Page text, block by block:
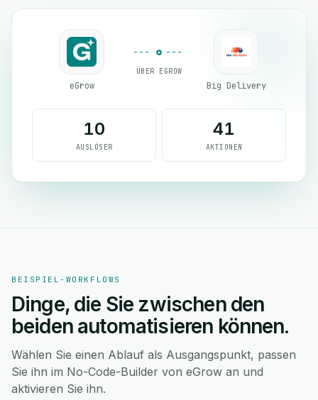
eGrow
ÜBER EGROW
Big Delivery
10
AUSLÖSER
41
AKTIONEN
BEISPIEL-WORKFLOWS
Dinge, die Sie zwischen den
beiden automatisieren können.
Wählen Sie einen Ablauf als Ausgangspunkt, passen
Sie ihn im No-Code-Builder von eGrow an und
aktivieren Sie ihn.